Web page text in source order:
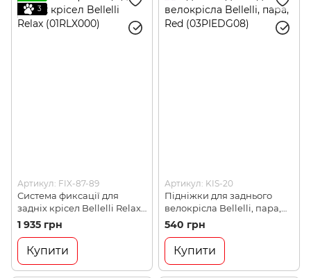
3
Артикул: FIX-87-89
Система фиксації для
задніх крісел Bellelli Relax
(01RLX000)
1 935 грн
Купити
Артикул: KIS-20
Підніжки для заднього
велокрісла Bellelli, пара,
Red (03PIEDG08)
540 грн
Купити